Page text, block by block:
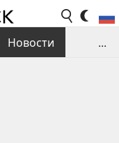
Новости
...